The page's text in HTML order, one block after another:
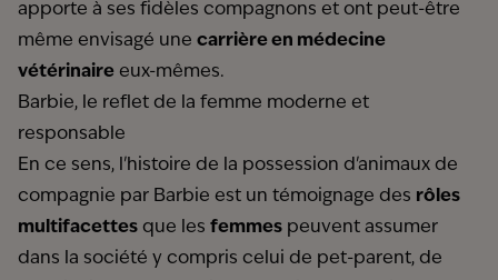
apporte à ses fidèles compagnons et ont peut-être
même envisagé une carrière en médecine
vétérinaire eux-mêmes.
Barbie, le reflet de la femme moderne et
responsable
En ce sens, l'histoire de la possession d'animaux de
compagnie par Barbie est un témoignage des rôles
multifacettes que les femmes peuvent assumer
dans la société y compris celui de pet-parent, de